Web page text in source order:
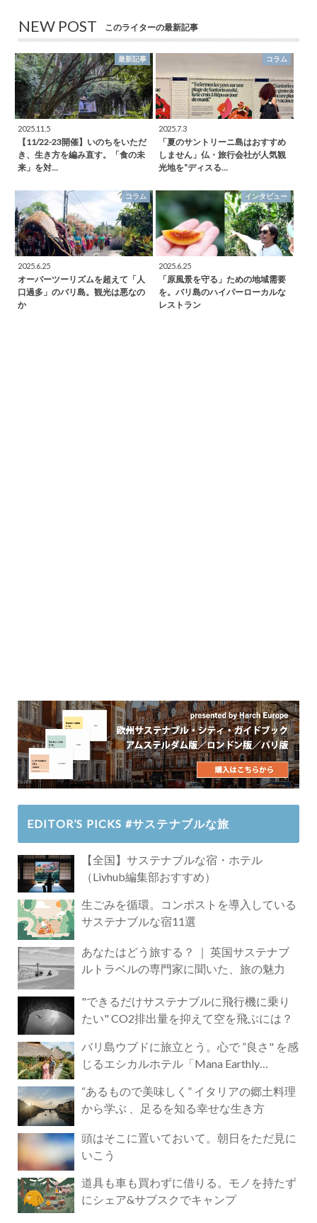
NEW POST このライターの最新記事
最新記事
2025.11.5
【11/22-23開催】いのちをいただ
き、生き方を編み直す。「食の未
来」を対…
コラム
2025.7.3
「夏のサントリーニ島はおすすめ
しません」仏・旅行会社が人気観
光地を“ディスる…
コラム
2025.6.25
オーバーツーリズムを超えて「人
口過多」のバリ島。観光は悪なの
か
インタビュー
2025.6.25
「原風景を守る」ための地域需要
を。バリ島のハイパーローカルな
レストラン
EDITOR’S PICKS #サステナブルな旅
【全国】サステナブルな宿・ホテル
（Livhub編集部おすすめ）
生ごみを循環。コンポストを導入している
サステナブルな宿11選
あなたはどう旅する？ ｜ 英国サステナブ
ルトラベルの専門家に聞いた、旅の魅力
"できるだけサステナブルに飛行機に乗り
たい" CO2排出量を抑えて空を飛ぶには？
バリ島ウブドに旅立とう。心で ”良さ" を感
じるエシカルホテル「Mana Earthly
“あるもので美味しく” イタリアの郷土料理
から学ぶ 、足るを知る幸せな生き方
頭はそこに置いておいて。朝日をただ見に
いこう
道具も車も買わずに借りる。モノを持たず
にシェア&サブスクでキャンプ